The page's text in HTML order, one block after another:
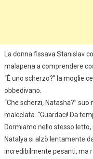
La donna fissava Stanislav
malapena a comprendere
“È uno scherzo?” la moglie
obbedivano.
“Che scherzi, Natasha?”
malcelata. “Guardaci! Da
Dormiamo nello stesso letto,
Natalya si alzò lentamente
incredibilmente pesanti, ma